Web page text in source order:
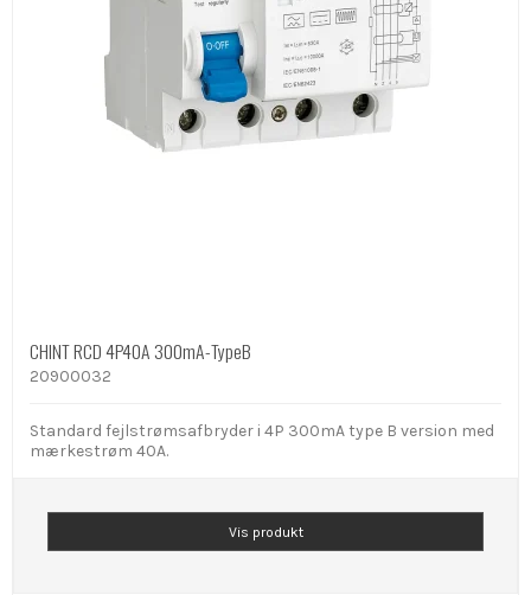
CHINT RCD 4P40A 300mA-TypeB
20900032
Standard fejlstrømsafbryder i 4P 300mA type B version med
mærkestrøm 40A.
Vis produkt